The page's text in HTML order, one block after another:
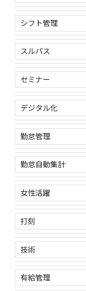
シフト管理
スルパス
セミナー
デジタル化
勤怠管理
勤怠自動集計
女性活躍
打刻
技術
有給管理